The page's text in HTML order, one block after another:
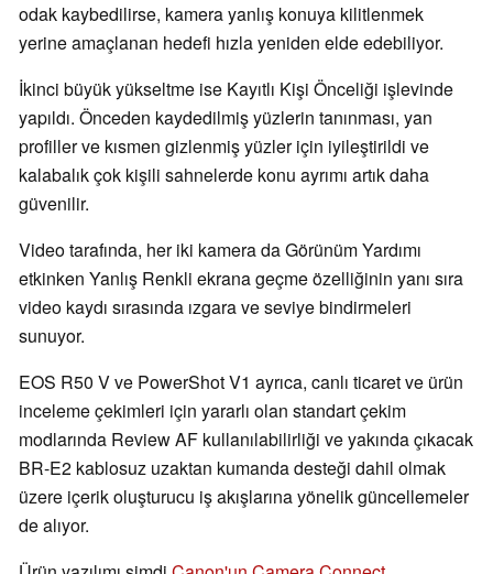
odak kaybedilirse, kamera yanlış konuya kilitlenmek
yerine amaçlanan hedefi hızla yeniden elde edebiliyor.
İkinci büyük yükseltme ise Kayıtlı Kişi Önceliği işlevinde
yapıldı. Önceden kaydedilmiş yüzlerin tanınması, yan
profiller ve kısmen gizlenmiş yüzler için iyileştirildi ve
kalabalık çok kişili sahnelerde konu ayrımı artık daha
güvenilir.
Video tarafında, her iki kamera da Görünüm Yardımı
etkinken Yanlış Renkli ekrana geçme özelliğinin yanı sıra
video kaydı sırasında ızgara ve seviye bindirmeleri
sunuyor.
EOS R50 V ve PowerShot V1 ayrıca, canlı ticaret ve ürün
inceleme çekimleri için yararlı olan standart çekim
modlarında Review AF kullanılabilirliği ve yakında çıkacak
BR-E2 kablosuz uzaktan kumanda desteği dahil olmak
üzere içerik oluşturucu iş akışlarına yönelik güncellemeler
de alıyor.